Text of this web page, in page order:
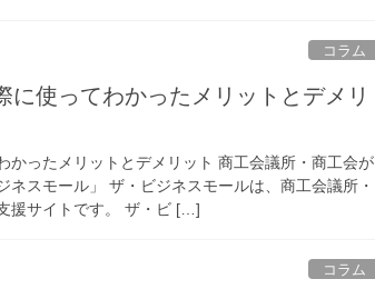
コラム
に使ってわかったメリットとデメリ
かったメリットとデメリット 商工会議所・商工会が
スモール」 ザ・ビジネスモールは、商工会議所・
援サイトです。 ザ・ビ […]
コラム